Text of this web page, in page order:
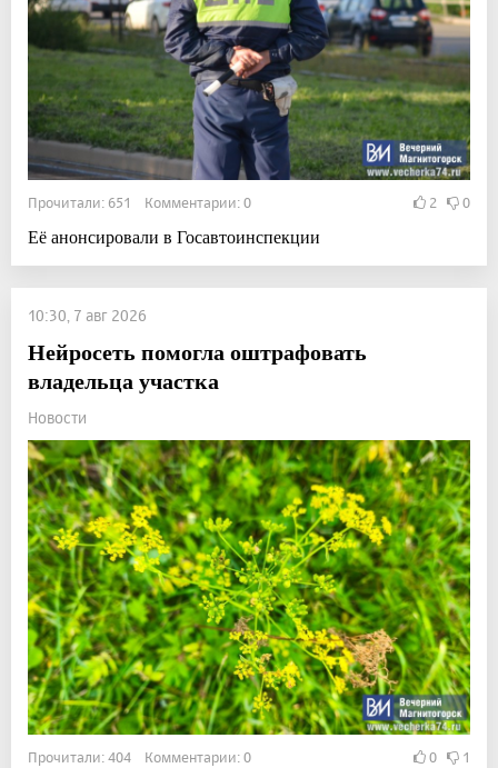
Прочитали: 651 Комментарии: 0 2 0
Её анонсировали в Госавтоинспекции
10:30, 7 авг 2026
Нейросеть помогла оштрафовать
владельца участка
Новости
Прочитали: 404 Комментарии: 0 0 1